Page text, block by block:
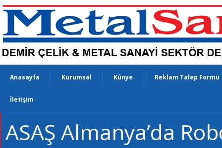
Anasayfa Kurumsal Künye Reklam Talep Formu
İletişim
ASAŞ Almanya’da